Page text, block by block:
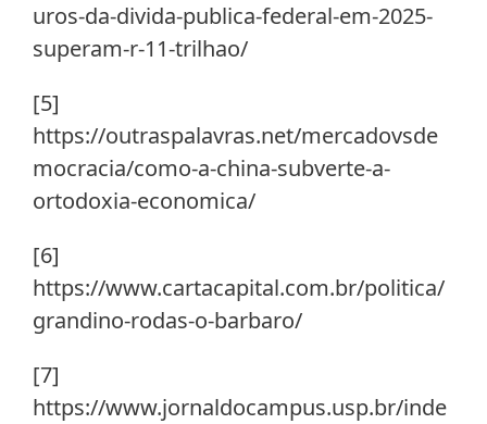
uros-da-divida-publica-federal-em-2025-
superam-r-11-trilhao/
[5]
https://outraspalavras.net/mercadovsde
mocracia/como-a-china-subverte-a-
ortodoxia-economica/
[6]
https://www.cartacapital.com.br/politica/
grandino-rodas-o-barbaro/
[7]
https://www.jornaldocampus.usp.br/inde